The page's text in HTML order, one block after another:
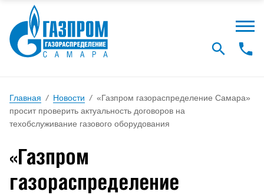
Главная / Новости / «Газпром газораспределение Самара»
просит проверить актуальность договоров на
техобслуживание газового оборудования
«Газпром
газораспределение